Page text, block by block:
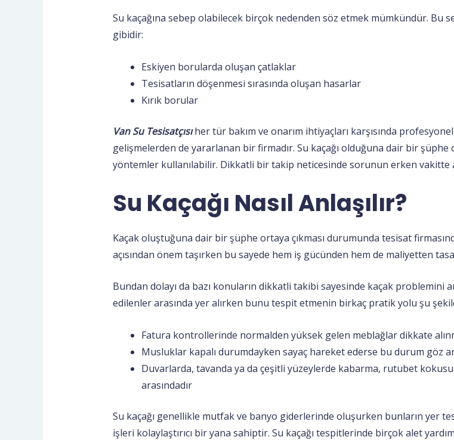
Su kaçağına sebep olabilecek birçok nedenden söz etmek mümkündür. Bu
gibidir:
Eskiyen borularda oluşan çatlaklar
Tesisatların döşenmesi sırasında oluşan hasarlar
Kırık borular
Van Su Tesisatçısıher tür bakım ve onarım ihtiyaçları karşısında
gelişmelerden de yararlanan bir firmadır. Su kaçağı olduğuna dair bir
yöntemler kullanılabilir. Dikkatli bir takip neticesinde sorunun erken vakitte
Su Kaçağı Nasıl Anlaşılır?
Kaçak oluştuğuna dair bir şüphe ortaya çıkması durumunda tesisat
açısından önem taşırken bu sayede hem iş gücünden hem de maliyetten
Bundan dolayı da bazı konuların dikkatli takibi sayesinde kaçak problemini
edilenler arasında yer alırken bunu tespit etmenin birkaç pratik yolu şu
Fatura kontrollerinde normalden yüksek gelen meblağlar dikkate
Musluklar kapalı durumdayken sayaç hareket ederse bu durum göz
Duvarlarda, tavanda ya da çeşitli yüzeylerde kabarma, rutubet
arasındadır
Su kaçağı genellikle mutfak ve banyo giderlerinde oluşurken bunların yer
işleri kolaylaştırıcı bir yana sahiptir. Su kaçağı tespitlerinde birçok alet